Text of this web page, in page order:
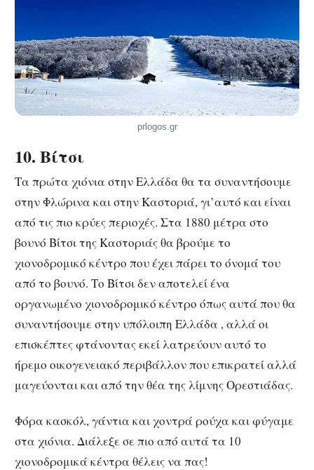
prlogos.gr
10. Βίτσι
Τα πρώτα χιόνια στην Ελλάδα θα τα συναντήσουμε
στην Φλώρινα και στην Καστοριά, γι’αυτό και είναι
από τις πιο κρύες περιοχές. Στα 1880 μέτρα στο
βουνό Βίτσι της Καστοριάς θα βρούμε το
χιονοδρομικό κέντρο που έχει πάρει το όνομά του
από το βουνό. Το Βίτσι δεν αποτελεί ένα
οργανωμένο χιονοδρομικό κέντρο όπως αυτά που θα
συναντήσουμε στην υπόλοιπη Ελλάδα , αλλά οι
επισκέπτες φτάνοντας εκεί λατρεύουν αυτό το
ήρεμο οικογενειακό περιβάλλον που επικρατεί αλλά
μαγεύονται και από την θέα της λίμνης Ορεστιάδας.
Φόρα κασκόλ, γάντια και χοντρά ρούχα και φύγαμε
στα χιόνια. Διάλεξε σε πιο από αυτά τα 10
χιονοδρομικά κέντρα θέλεις να πας!